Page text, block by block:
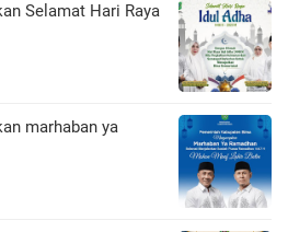
Selamat Hari Raya
marhaban ya